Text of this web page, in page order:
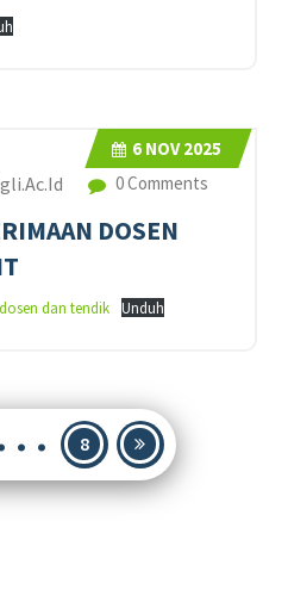
6 NOV 2025
0 Comments
DOSEN
dan tendik Unduh
8